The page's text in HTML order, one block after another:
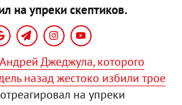
на упреки скептиков.
Андрей Джеджула, которого
назад жестоко избили трое
на упреки